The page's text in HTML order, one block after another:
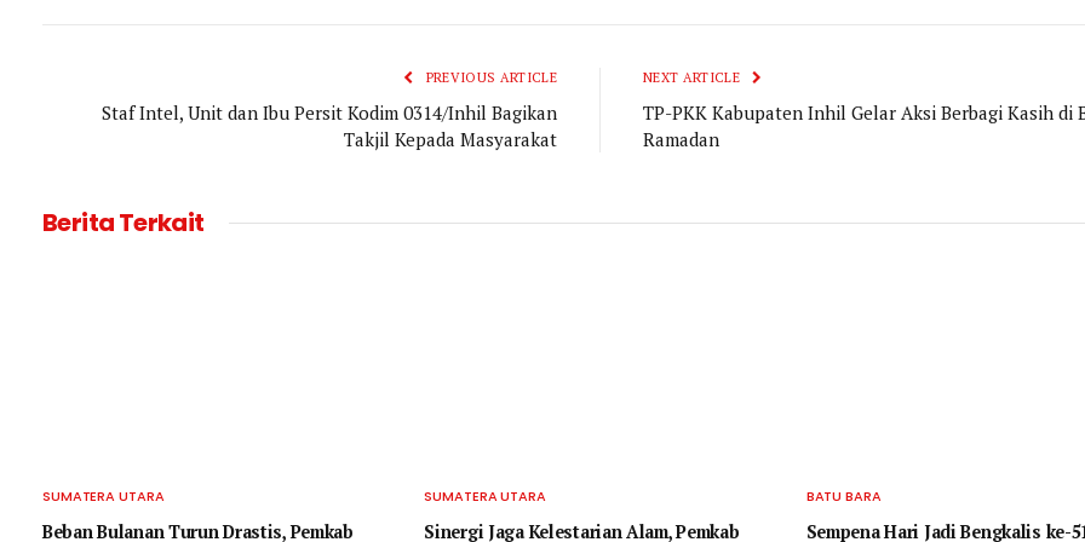
PREVIOUS ARTICLE
Staf Intel, Unit dan Ibu Persit Kodim 0314/Inhil Bagikan
Takjil Kepada Masyarakat
NEXT ARTICLE
TP-PKK Kabupaten Inhil Gelar Aksi Berbagi Kasih di
Ramadan
Berita Terkait
SUMATERA UTARA
Beban Bulanan Turun Drastis, Pemkab
SUMATERA UTARA
‎Sinergi Jaga Kelestarian Alam, Pemkab
BATU BARA
Sempena Hari Jadi Bengkalis ke-